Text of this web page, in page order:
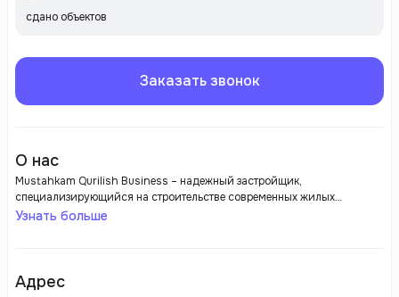
сдано объектов
Заказать звонок
О нас
Mustahkam Qurilish Business – надежный застройщик,
специализирующийся на строительстве современных жилых
комплексов и коммерческой недвижимости. Компания стремится
гарантирует долговечность и надежность построенных объектов.
Благодаря высокому уровню профессионализма и ответственности,
Узнать больше
Адрес